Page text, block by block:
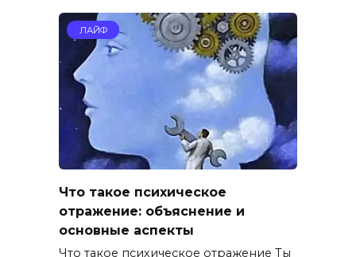
ЛАЙФ
Что такое психическое
отражение: объяснение и
основные аспекты
Что такое психическое отражение Ты